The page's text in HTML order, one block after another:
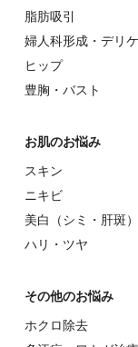
脂肪吸引
婦⼈科形成・デリ
ヒップ
豊胸・バスト
お肌のお悩み
スキン
ニキビ
美⽩（シミ・肝斑）
ハリ・ツヤ
その他のお悩み
ホクロ除去